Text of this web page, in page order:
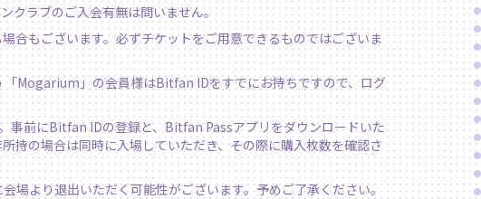
クラブのご入会有無は問いません。
合もございます。必ずチケットをご用意できるものではございま
Mogarium」の会員様はBitfan IDをすでにお持ちですので、ログ
事前にBitfan IDの登録と、Bitfan Passアプリをダウンロードいた
持の場合は同時に入場していただき、その際に購入枚数を確認さ
場より退出いただく可能性がございます。予めご了承ください。